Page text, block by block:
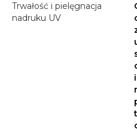
Trwałość i pielęgnacja
nadruku UV